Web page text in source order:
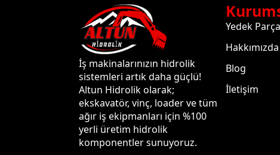
İş makinalarınızın hidrolik
sistemleri artık daha güçlü!
Altun Hidrolik olarak;
ekskavatör, vinç, loader ve tüm
ağır iş ekipmanları için %100
yerli üretim hidrolik
komponentler sunuyoruz.
Yedek
Hakkımızda
Blog
İletişim